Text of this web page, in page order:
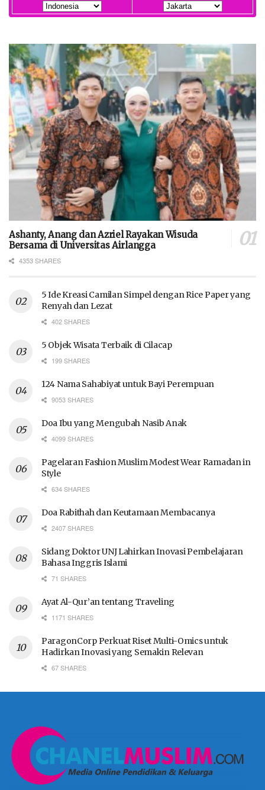
Ashanty, Anang dan Azriel Rayakan Wisuda
Bersama di Universitas Airlangga
4353 SHARES
5 Ide Kreasi Camilan Simpel dengan Rice Paper yang
Renyah dan Lezat
402 SHARES
5 Objek Wisata Terbaik di Cilacap
199 SHARES
124 Nama Sahabiyat untuk Bayi Perempuan
9053 SHARES
Doa Ibu yang Mengubah Nasib Anak
4099 SHARES
Pagelaran Fashion Muslim Modest Wear Ramadan in
Style
634 SHARES
Doa Rabithah dan Keutamaan Membacanya
2407 SHARES
Sidang Doktor UNJ Lahirkan Inovasi Pembelajaran
Bahasa Inggris Islami
71 SHARES
Ayat Al-Qur’an tentang Traveling
1171 SHARES
ParagonCorp Perkuat Riset Multi-Omics untuk
Hadirkan Inovasi yang Semakin Relevan
67 SHARES